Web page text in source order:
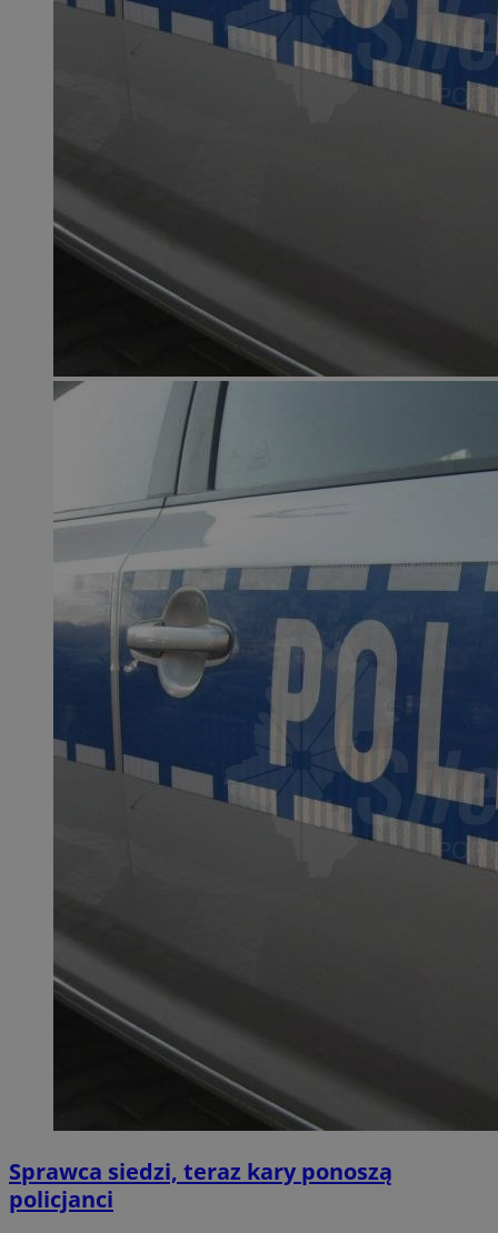
Sprawca siedzi, teraz kary ponoszą
policjanci